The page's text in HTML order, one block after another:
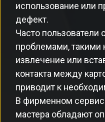
использование или
дефект.
Часто пользователи
проблемами, такими
извлечение или
контакта между
приводит к
В фирменном
мастера обладают